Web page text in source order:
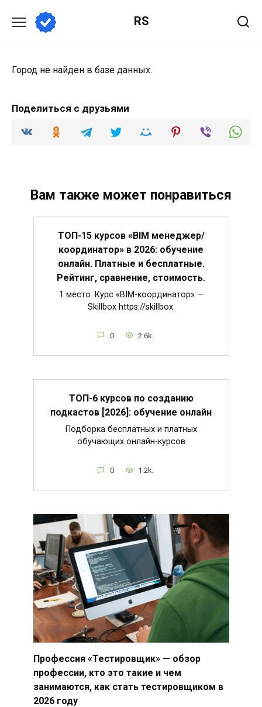
содержанию
RS
Город не найден в базе данных.
Поделиться с друзьями
Вам также может понравиться
ТОП-15 курсов «BIM менеджер/
координатор» в 2026: обучение
онлайн. Платные и бесплатные.
Рейтинг, сравнение, стоимость.
1 место. Курс «BIM-координатор» —
Skillbox https://skillbox.
0 2.6k.
ТОП-6 курсов по созданию
подкастов [2026]: обучение онлайн
Подборка бесплатных и платных
обучающих онлайн-курсов
0 1.2k.
Профессия «Тестировщик» — обзор
профессии, кто это такие и чем
занимаются, как стать тестировщиком в
2026 году